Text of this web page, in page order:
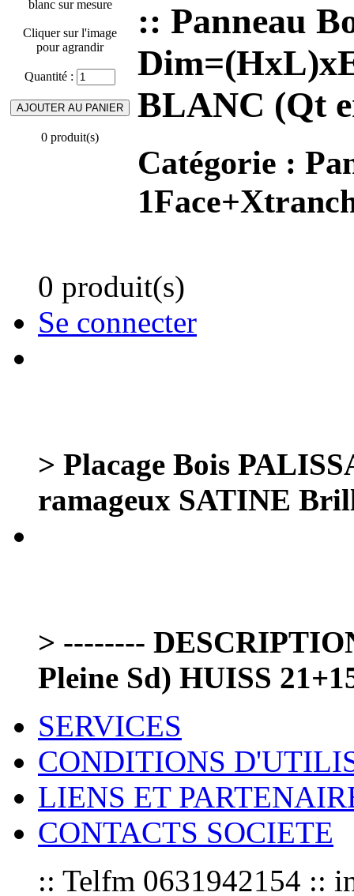
Cliquer sur l'image
pour agrandir
Quantité :
0 produit(s)
:: Panneau
BLANC (Qt
Catégorie :
0 produit(s)
Se connecter
> Placage Bois
ramageux SATINE
> --------
Pleine Sd) HUISS
SERVICES
CONDITIONS
LIENS ET
CONTACTS SOCIETE
:: Telfm 0631942154 ::